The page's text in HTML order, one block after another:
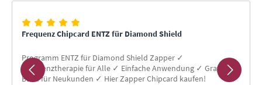
Frequenz Chipcard ENTZ für Diamond Shield
Programm ENTZ für Diamond Shield Zapper ✓
Frequenztherapie für Alle ✓ Einfache Anwendung ✓ Gratis-
Buch für Neukunden ✓ Hier Zapper Chipcard kaufen!